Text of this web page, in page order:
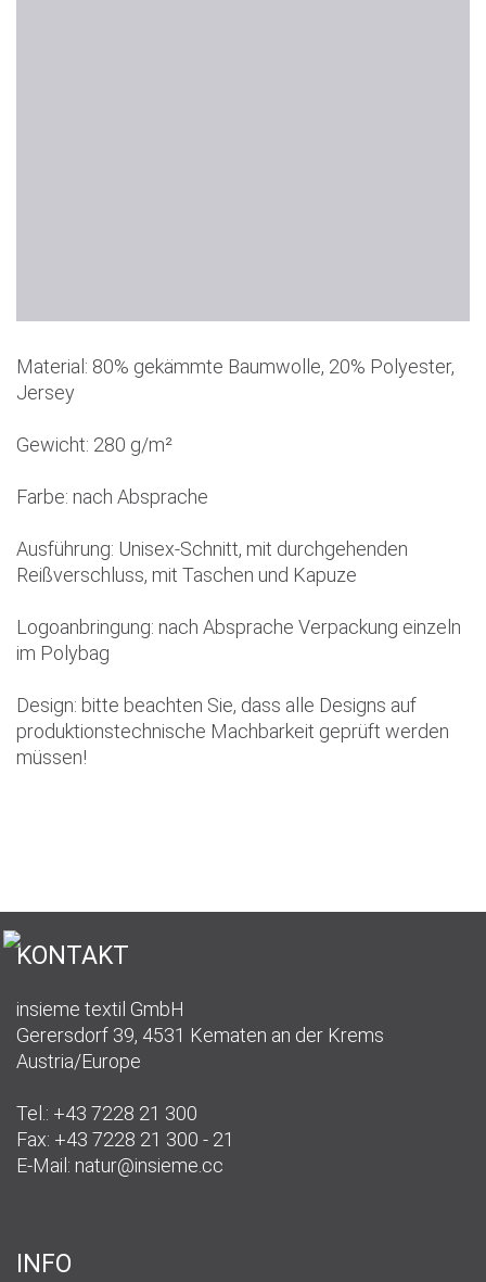
Material: 80% gekämmte Baumwolle, 20% Polyester,
Jersey
Gewicht: 280 g/m²
Farbe: nach Absprache
Ausführung: Unisex-Schnitt, mit durchgehenden
Reißverschluss, mit Taschen und Kapuze
Logoanbringung: nach Absprache Verpackung einzeln
im Polybag
Design: bitte beachten Sie, dass alle Designs auf
produktionstechnische Machbarkeit geprüft werden
müssen!
KONTAKT
insieme textil GmbH
Gerersdorf 39, 4531 Kematen an der Krems
Austria/Europe
Tel.: +43 7228 21 300
Fax: +43 7228 21 300 - 21
E-Mail: natur@insieme.cc
INFO